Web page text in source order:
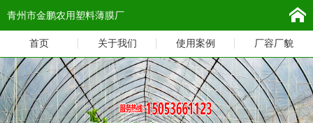
青州市金鹏农用塑料薄膜厂
首页 关于我们 使用案例 厂容厂貌